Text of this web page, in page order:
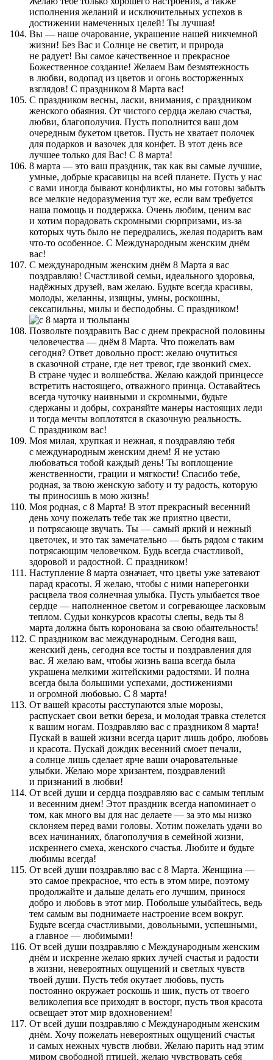
исполнения желаний и исключительных успехов в
достижении намеченных целей! Ты лучшая!
Вы — наше очарование, украшение нашей никчемной
жизни! Без Вас и Солнце не светит, и природа
не радует! Вы самое качественное и прекрасное
Божественное создание! Желаем Вам безмятежность
в любви, водопад из цветов и огонь восторженных
взглядов! С праздником 8 Марта вас!
С праздником весны, ласки, внимания, с праздником
женского обаяния. От чистого сердца желаю счастья,
любви, благополучия. Пусть пополнится ваш дом
очередным букетом цветов. Пусть не хватает полочек
для подарков и вазочек для конфет. В этот день все
лучшее только для Вас! С 8 марта!
8 марта — это ваш праздник, так как вы самые лучшие,
умные, добрые красавицы на всей планете. Пусть у нас
с вами иногда бывают конфликты, но мы готовы забыть
все мелкие недоразумения тут же, если вам требуется
наша помощь и поддержка. Очень любим, ценим вас
и хотим порадовать скромными сюрпризами, из-за
которых чуть было не передрались, желая подарить вам
что-то особенное. С Международным женским днём
вас!
С международным женским днём 8 Марта я вас
поздравляю! Счастливой семьи, идеального здоровья,
надёжных друзей, вам желаю. Будьте всегда красивы,
молоды, желанны, изящны, умны, роскошны,
сексапильны, милы и бесподобны. С праздником!
Позвольте поздравить Вас с днем прекрасной половины
человечества — днём 8 Марта. Что пожелать вам
сегодня? Ответ довольно прост: желаю очутиться
в сказочной стране, где нет тревог, где звонкий смех.
В стране чудес и волшебства. Желаю каждой принцессе
встретить настоящего, отважного принца. Оставайтесь
всегда чуточку наивными и скромными, будьте
сдержаны и добры, сохраняйте манеры настоящих леди
и тогда мечты воплотятся в сказочную реальность.
С праздником вас!
Моя милая, хрупкая и нежная, я поздравляю тебя
с международным женским днем! Я не устаю
любоваться тобой каждый день! Ты воплощение
женственности, грации и мягкости! Спасибо тебе,
родная, за твою женскую заботу и ту радость, которую
ты приносишь в мою жизнь!
Моя родная, с 8 Марта! В этот прекрасный весенний
день хочу пожелать тебе так же приятно цвести,
и потрясающе звучать. Ты — самый яркий и нежный
цветочек, и это так замечательно — быть рядом с таким
потрясающим человечком. Будь всегда счастливой,
здоровой и радостной. С праздником!
Наступление 8 марта означает, что цветы уже затевают
парад красоты. Я желаю, чтобы с ними наперегонки
расцвела твоя солнечная улыбка. Пусть улыбается твое
сердце — наполненное светом и согревающее ласковым
теплом. Судьи конкурсов красоты слепы, ведь ты 8
марта должна быть коронована за свою обаятельность!
С праздником вас международным. Сегодня ваш,
женский день, сегодня все тосты и поздравления для
вас. Я желаю вам, чтобы жизнь ваша всегда была
украшена мелкими житейскими радостями. И полна
всегда была большими успехами, достижениями
и огромной любовью. С 8 марта!
От вашей красоты расступаются злые морозы,
распускает свои ветки береза, и молодая травка стелется
к вашим ногам. Поздравляю вас с праздником 8 марта!
Пускай в вашей жизни всегда царит лишь добро, любовь
и красота. Пускай дождик весенний смоет печали,
а солнце лишь сделает ярче ваши очаровательные
улыбки. Желаю море хризантем, поздравлений
и признаний в любви!
От всей души и сердца поздравляю вас с самым теплым
и весенним днем! Этот праздник всегда напоминает о
том, как много вы для нас делаете — за это мы низко
склоняем перед вами головы. Хотим пожелать удачи во
всех начинаниях, благополучия в семейной жизни,
искреннего смеха, женского счастья. Любите и будьте
любимы всегда!
От всей души поздравляю вас с 8 Марта. Женщина —
это самое прекрасное, что есть в этом мире, поэтому
продолжайте и дальше делать его лучшим, принося
добро и любовь в этот мир. Побольше улыбайтесь, ведь
тем самым вы поднимаете настроение всем вокруг.
Будьте всегда счастливыми, довольными, успешными,
а главное — любимыми!
От всей души поздравляю с Международным женским
днём и искренне желаю ярких лучей счастья и радости
в жизни, невероятных ощущений и светлых чувств
твоей души. Пусть тебя окутает любовь, пусть
постоянно окружает роскошь и шик, пусть от твоего
великолепия все приходят в восторг, пусть твоя красота
освещает этот мир вдохновением!
От всей души поздравляю с Международным женским
днём. Хочу пожелать невероятных ощущений счастья
и самых нежных чувств любви. Желаю парить над этим
миром свободной птицей, желаю чувствовать себя